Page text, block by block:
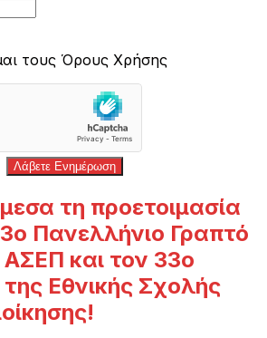
τους Όρους Χρήσης
Λάβετε Ενημέρωση
τη προετοιμασία
Πανελλήνιο Γραπτό
και τον 33ο
Εθνικής Σχολής